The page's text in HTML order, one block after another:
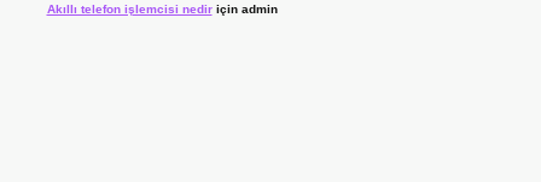
Akıllı telefon işlemcisi nediriçin admin